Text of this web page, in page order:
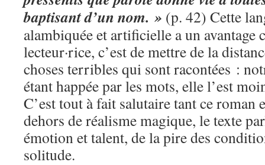
baptisant d’un nom. » (p. 42) Cette
alambiquée et artificielle a un avantage
lecteur·rice, c’est de mettre de la
choses terribles qui sont racontées :
étant happée par les mots, elle l’est
C’est tout à fait salutaire tant ce roman
dehors de réalisme magique, le texte
émotion et talent, de la pire des
solitude.